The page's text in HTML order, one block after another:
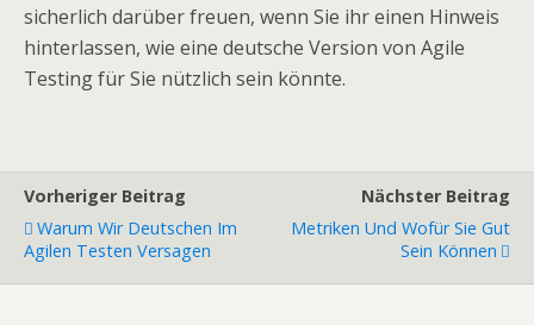
sicherlich darüber freuen, wenn Sie ihr einen Hinweis
hinterlassen, wie eine deutsche Version von Agile
Testing für Sie nützlich sein könnte.
Vorheriger Beitrag
Warum Wir Deutschen Im
Agilen Testen Versagen
Nächster Beitrag
Metriken Und Wofür Sie Gut
Sein Können